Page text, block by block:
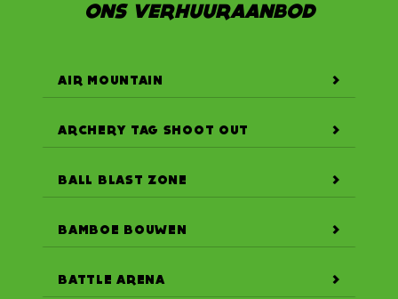
ONS VERHUURAANBOD
AIR MOUNTAIN
ARCHERY TAG SHOOT OUT
BALL BLAST ZONE
BAMBOE BOUWEN
BATTLE ARENA